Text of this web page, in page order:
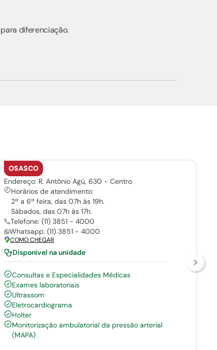
diferenciação.
OSASCO
Endereço: R. Antônio Agú, 630 - Centro
Horários de atendimento:
2ª a 6ª feira, das 07h às 19h.
Sábados, das 07h às 17h.
Telefone: (11) 3851 - 4000
Whatsapp: (11) 3851 - 4000
COMO CHEGAR
Disponível na unidade
Consultas e Especialidades Médicas
Exames laboratoriais
Ultrassom
Eletrocardiograma
Holter
Monitorização ambulatorial da pressão arterial
(MAPA)